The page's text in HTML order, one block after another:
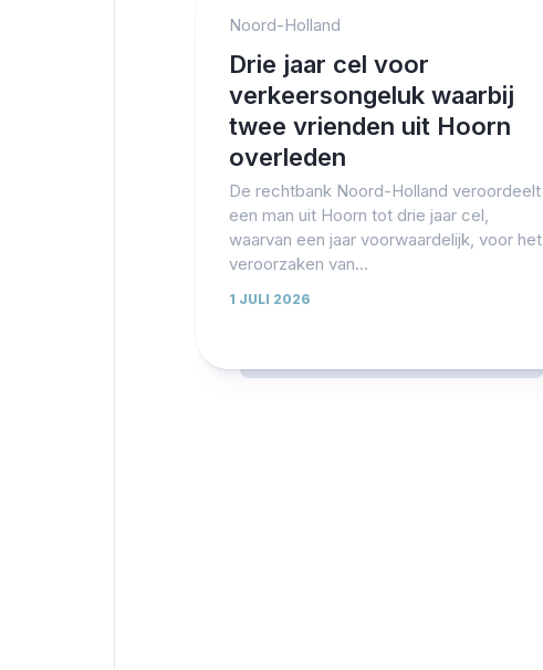
Noord-Holland
Drie jaar cel voor
verkeersongeluk waarbij
twee vrienden uit Hoorn
overleden
De rechtbank Noord-Holland veroordeelt
een man uit Hoorn tot drie jaar cel,
waarvan een jaar voorwaardelijk, voor het
veroorzaken van...
1 JULI 2026